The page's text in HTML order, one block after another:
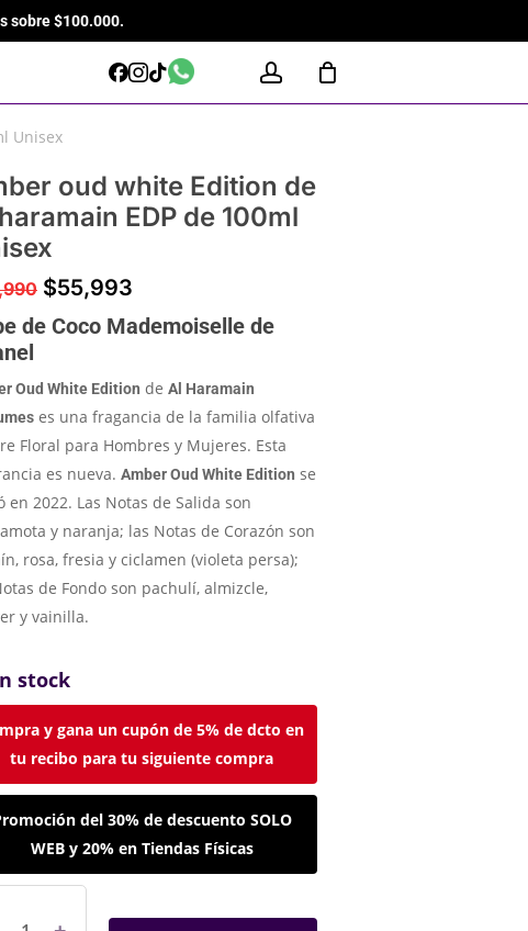
sobre $100.000.
account
Facebook
Instagram
Tiktok
WhatsApp
Unisex
oud white Edition de
EDP de 100ml
$55,993
de Coco Mademoiselle de
Oud White Edition de Al Haramain
es una fragancia de la familia olfativa
Floral para Hombres y Mujeres. Esta
es nueva. Amber Oud White Edition se
en 2022. Las Notas de Salida son
y naranja; las Notas de Corazón son
rosa, fresia y ciclamen (violeta persa);
de Fondo son pachulí, almizcle,
y vainilla.
stock
y gana un cupón de 5% de dcto en
tu recibo para tu siguiente compra
del 30% de descuento SOLO
WEB y 20% en Tiendas Físicas